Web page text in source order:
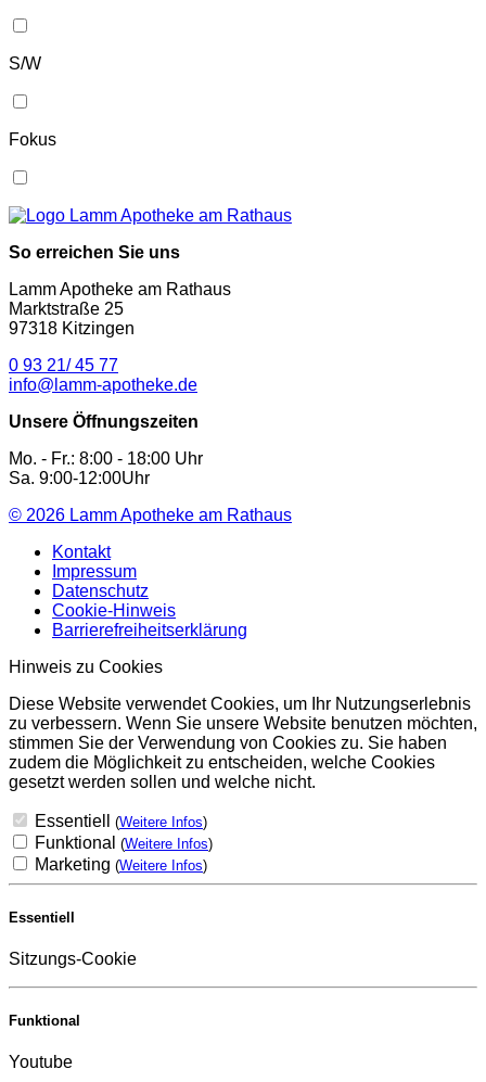
S/W
Fokus
So erreichen Sie uns
Lamm Apotheke am Rathaus
Marktstraße 25
97318 Kitzingen
0 93 21/ 45 77
info@lamm-apotheke.de
Unsere Öffnungszeiten
Mo. - Fr.: 8:00 - 18:00 Uhr
Sa. 9:00-12:00Uhr
© 2026 Lamm Apotheke am Rathaus
Kontakt
Impressum
Datenschutz
Cookie-Hinweis
Barrierefreiheitserklärung
Hinweis zu Cookies
Diese Website verwendet Cookies, um Ihr Nutzungserlebnis
zu verbessern. Wenn Sie unsere Website benutzen möchten,
stimmen Sie der Verwendung von Cookies zu. Sie haben
zudem die Möglichkeit zu entscheiden, welche Cookies
gesetzt werden sollen und welche nicht.
Essentiell (Weitere Infos)
Funktional (Weitere Infos)
Marketing (Weitere Infos)
Essentiell
Sitzungs-Cookie
Funktional
Youtube